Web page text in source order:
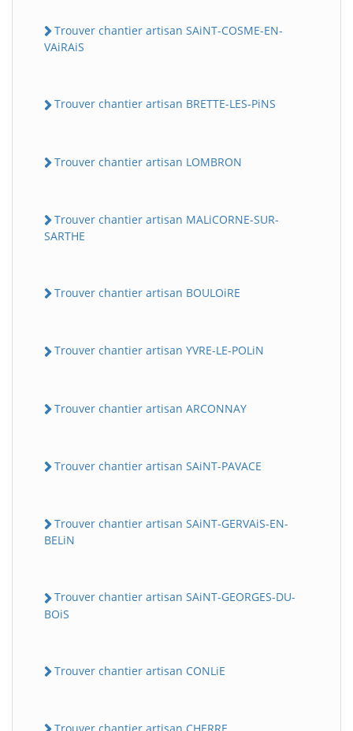
Trouver chantier artisan SAiNT-COSME-EN-
VAiRAiS
Trouver chantier artisan BRETTE-LES-PiNS
Trouver chantier artisan LOMBRON
Trouver chantier artisan MALiCORNE-SUR-
SARTHE
Trouver chantier artisan BOULOiRE
Trouver chantier artisan YVRE-LE-POLiN
Trouver chantier artisan ARCONNAY
Trouver chantier artisan SAiNT-PAVACE
Trouver chantier artisan SAiNT-GERVAiS-EN-
BELiN
Trouver chantier artisan SAiNT-GEORGES-DU-
BOiS
Trouver chantier artisan CONLiE